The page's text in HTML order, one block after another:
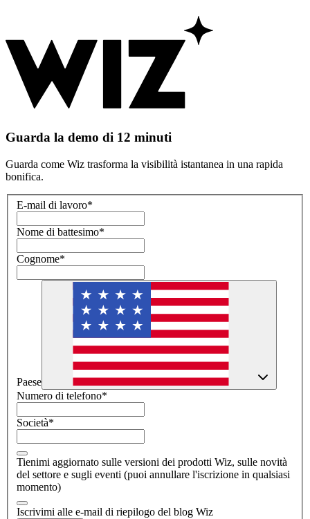
Guarda la demo di 12 minuti
Guarda come Wiz trasforma la visibilità istantanea in una rapida
bonifica.
E-mail di lavoro*
Nome di battesimo*
Cognome*
Paese
Numero di telefono*
Società*
Tienimi aggiornato sulle versioni dei prodotti Wiz, sulle novità
del settore e sugli eventi (puoi annullare l'iscrizione in qualsiasi
momento)
Iscrivimi alle e-mail di riepilogo del blog Wiz